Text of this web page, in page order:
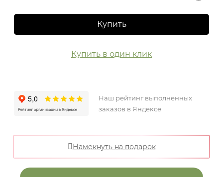
Купить
Купить в один клик
Наш рейтинг выполненных
заказов в Яндексе
Намекнуть на подарок